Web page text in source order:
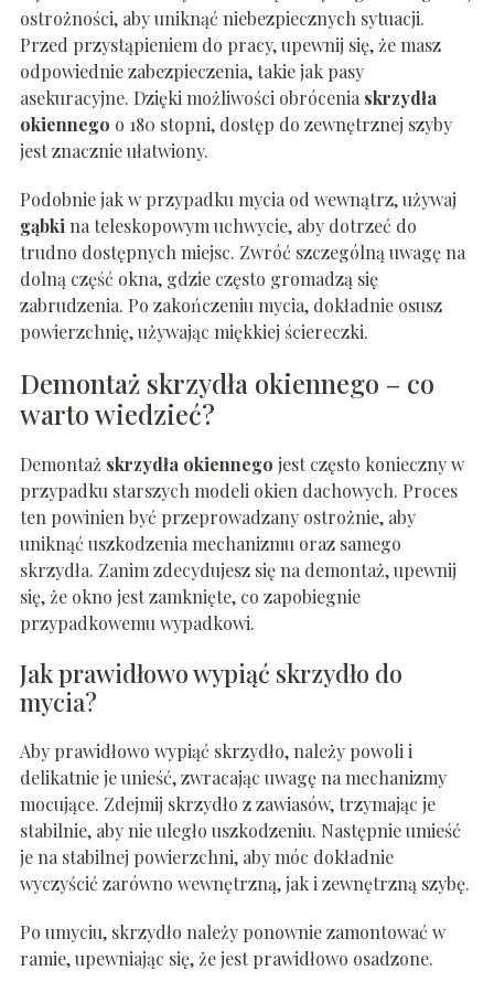
ostrożności, aby uniknąć niebezpiecznych sytuacji.
Przed przystąpieniem do pracy, upewnij się, że masz
odpowiednie zabezpieczenia, takie jak pasy
asekuracyjne. Dzięki możliwości obróceniaskrzydła
okiennego o 180 stopni, dostęp do zewnętrznej szyby
jest znacznie ułatwiony.
Podobnie jak w przypadku mycia od wewnątrz, używaj
gąbkina teleskopowym uchwycie, aby dotrzeć do
trudno dostępnych miejsc. Zwróć szczególną uwagę na
dolną część okna, gdzie często gromadzą się
zabrudzenia. Po zakończeniu mycia, dokładnie osusz
powierzchnię, używając miękkiej ściereczki.
Demontaż skrzydła okiennego – co
warto wiedzieć?
Demontaż skrzydła okiennego jest często konieczny w
przypadku starszych modeli okien dachowych. Proces
ten powinien być przeprowadzany ostrożnie, aby
uniknąć uszkodzenia mechanizmu oraz samego
skrzydła. Zanim zdecydujesz się na demontaż, upewnij
się, że okno jest zamknięte, co zapobiegnie
przypadkowemu wypadkowi.
Jak prawidłowo wypiąć skrzydło do
mycia?
Aby prawidłowo wypiąć skrzydło, należy powoli i
delikatnie je unieść, zwracając uwagę na mechanizmy
mocujące. Zdejmij skrzydło z zawiasów, trzymając je
stabilnie, aby nie uległo uszkodzeniu. Następnie umieść
je na stabilnej powierzchni, aby móc dokładnie
wyczyścić zarówno wewnętrzną, jak i zewnętrzną szybę.
Po umyciu, skrzydło należy ponownie zamontować w
ramie, upewniając się, że jest prawidłowo osadzone.